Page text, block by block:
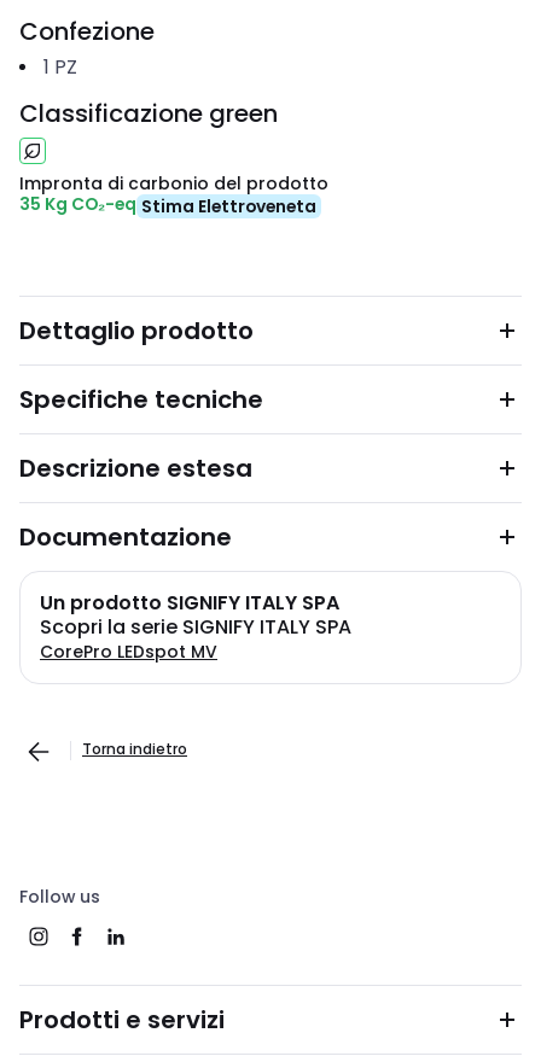
Confezione
1 PZ
Classificazione green
Impronta di carbonio del prodotto
35 Kg CO₂-eq Stima Elettroveneta
Dettaglio prodotto
Specifiche tecniche
Descrizione estesa
Documentazione
Un prodotto SIGNIFY ITALY SPA
Scopri la serie SIGNIFY ITALY SPA
CorePro LEDspot MV
Torna indietro
Follow us
Prodotti e servizi